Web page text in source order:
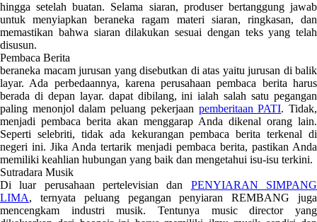
hingga setelah buatan. Selama siaran, produser bertanggung jawab
untuk menyiapkan beraneka ragam materi siaran, ringkasan, dan
memastikan bahwa siaran dilakukan sesuai dengan teks yang telah
disusun.
Pembaca Berita
beraneka macam jurusan yang disebutkan di atas yaitu jurusan di balik
layar. Ada perbedaannya, karena perusahaan pembaca berita harus
berada di depan layar. dapat dibilang, ini ialah salah satu pegangan
paling menonjol dalam peluang pekerjaan pemberitaan PATI. Tidak,
menjadi pembaca berita akan menggarap Anda dikenal orang lain.
Seperti selebriti, tidak ada kekurangan pembaca berita terkenal di
negeri ini. Jika Anda tertarik menjadi pembaca berita, pastikan Anda
memiliki keahlian hubungan yang baik dan mengetahui isu-isu terkini.
Sutradara Musik
Di luar perusahaan pertelevisian dan PENYIARAN SIMPANG
LIMA, ternyata peluang pegangan penyiaran REMBANG juga
mencengkam industri musik. Tentunya music director yang